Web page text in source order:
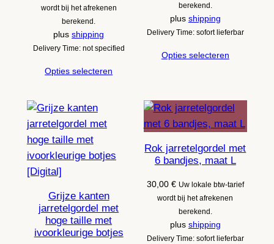
wordt bij het afrekenen
berekend.
plusshipping
Delivery Time: not specified
Opties selecteren
berekend.
plus shipping
Delivery Time: sofort lieferbar
Opties selecteren
Grijze kanten
jarretelgordel met
hoge taille met
ivoorkleurige botjes
Rok jarretelgordel met
6 bandjes, maat L
30,00 € Uw lokale btw-tarief
wordt bij het afrekenen
berekend.
plus shipping
Delivery Time: sofort lieferbar